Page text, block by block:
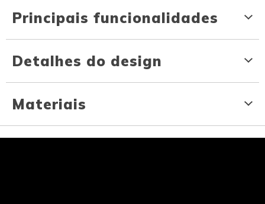
Principais funcionalidades
Detalhes do design
Materiais